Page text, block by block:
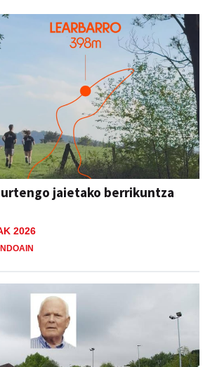
jaietako berrikuntza
2026